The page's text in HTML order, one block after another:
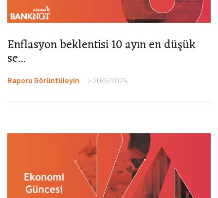
Enflasyon beklentisi 10 ayın en düşük
se...
Raporu Görüntüleyin > 20/5/2024